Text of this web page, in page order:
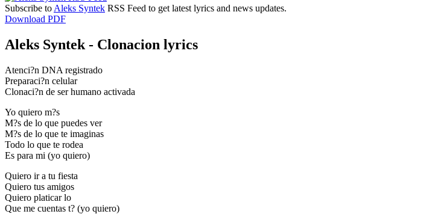
Subscribe to Aleks Syntek RSS Feed to get latest lyrics and news updates.
Download PDF
Aleks Syntek - Clonacion lyrics
Atenci?n DNA registrado
Preparaci?n celular
Clonaci?n de ser humano activada
Yo quiero m?s
M?s de lo que puedes ver
M?s de lo que te imaginas
Todo lo que te rodea
Es para mi (yo quiero)
Quiero ir a tu fiesta
Quiero tus amigos
Quiero platicar lo
Que me cuentas t? (yo quiero)